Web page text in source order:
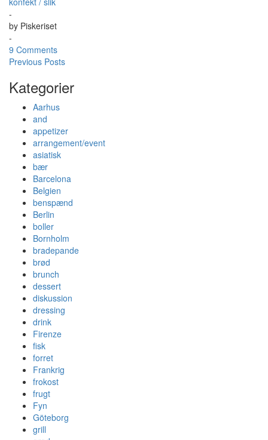
-
by Piskeriset
-
9 Comments
Previous Posts
Kategorier
Aarhus
and
appetizer
arrangement/event
asiatisk
bær
Barcelona
Belgien
benspænd
Berlin
boller
Bornholm
bradepande
brød
brunch
dessert
diskussion
dressing
drink
Firenze
fisk
forret
Frankrig
frokost
frugt
Fyn
Göteborg
grill